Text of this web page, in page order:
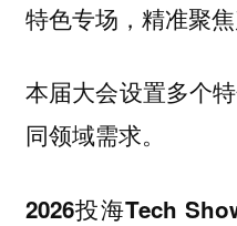
特色专场，精准聚
本届大会设置多个
同领域需求。
2026投海Tech